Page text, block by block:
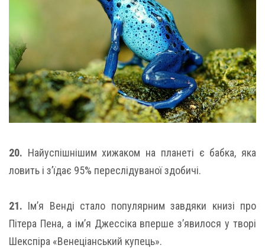
20. Найуспішнішим хижаком на планеті є бабка, яка
ловить і з’їдає 95% переслідуваної здобичі.
21. Ім’я Венді стало популярним завдяки книзі про
Пітера Пена, а ім’я Джессіка вперше з’явилося у творі
Шекспіра «Венеціанський купець».